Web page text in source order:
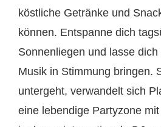
köstliche Getränke und
können. Entspanne dich
Sonnenliegen und lasse
Musik in Stimmung bringen.
untergeht, verwandelt sich
eine lebendige Partyzone